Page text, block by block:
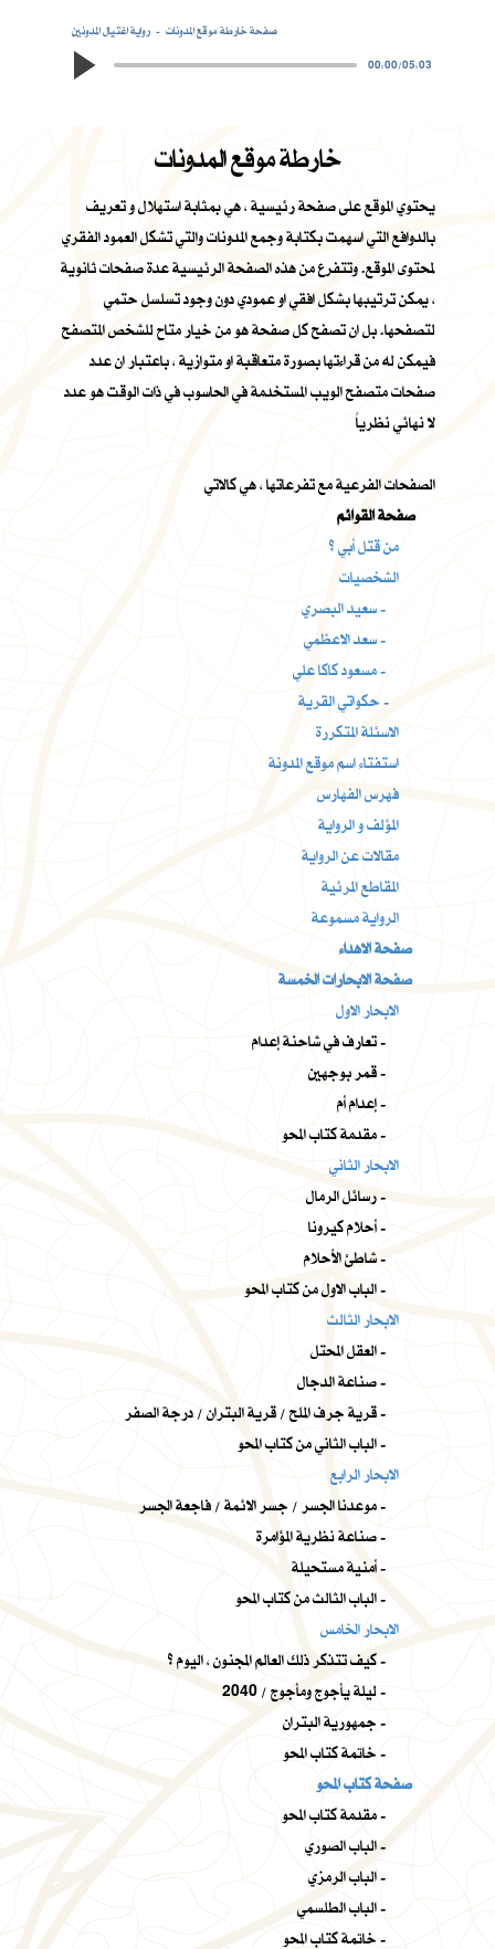
رواية اغتيال المدونين
صفحة خارطة موقع المدونات
00:00/05:03
خارطة موقع المدونات
يحتوي الموقع على صفحة رئيسية ، هي بمثابة استهلال و تعريف
بالدوافع التي اسهمت بكتابة وجمع المدونات والتي تشكل العمود الفقري
لمحتوى الموقع. وتتفرع من هذه الصفحة الرئيسية عدة صفحات ثانوية
، يمكن ترتيبها بشكل افقي او عمودي دون وجود تسلسل حتمي
لتصفحها. بل ان تصفح كل صفحة هو من خيار متاح للشخص المتصفح
فيمكن له من قراءتها بصورة متعاقبة او متوازية ، باعتبار ان عدد
صفحات متصفح الويب المستخدمة في الحاسوب في ذات الوقت هو عدد
لا نهائي نظرياً
الصفحات الفرعية مع تفرعاتها ، هي كالاتي
صفحة القوائم
من قتل أبي ؟
الشخصيات
سعيد البصري -
سعد الاعظمي -
مسعود كاكا علي -
حكواتي القرية -
الاسئلة المتكررة
استفتاء اسم موقع المدونة
فهرس الفهارس
المؤلف و الرواية
مقالات عن الرواية
المقاطع المرئية
الرواية مسموعة
صفحة الاهداء
صفحة الابحارات الخمسة
الابحار الاول
تعارف في شاحنة إعدام -
قمر بوجهين -
إعدام أم -
مقدمة كتاب المحو -
الابحار الثاني
رسائل الرمال -
أحلام كيرونا -
شاطئ الأحلام -
الباب الاول من كتاب المحو -
الابحار الثالث
العقل المحتل -
صناعة الدجال -
قرية جرف الملح / قرية البتران / درجة الصفر -
الباب الثاني من كتاب المحو -
الابحار الرابع
موعدنا الجسر / جسر الائمة / فاجعة الجسر -
صناعة نظرية المؤامرة -
أمنية مستحيلة -
الباب الثالث من كتاب المحو -
الابحار الخامس
كيف تتذكر ذلك العالم المجنون ، اليوم ؟ -
ليلة يأجوج ومأجوج / 2040 -
جمهورية البتران -
خاتمة كتاب المحو -
صفحة كتاب المحو
مقدمة كتاب المحو -
الباب الصوري -
الباب الرمزي -
الباب الطلسمي -
خاتمة كتاب المحو -